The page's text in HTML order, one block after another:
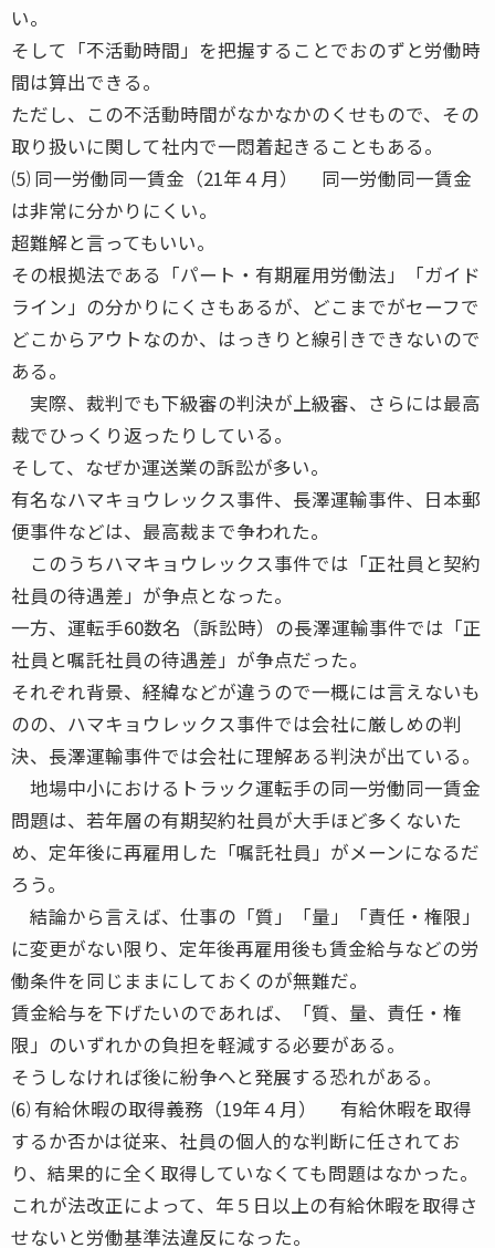
い。
そして「不活動時間」を把握することでおのずと労働時
間は算出できる。
ただし、この不活動時間がなかなかのくせもので、その
取り扱いに関して社内で一悶着起きることもある。
⑸ 同一労働同一賃金（21年４月） 同一労働同一賃金
は非常に分かりにくい。
超難解と言ってもいい。
その根拠法である「パート・有期雇用労働法」「ガイド
ライン」の分かりにくさもあるが、どこまでがセーフで
どこからアウトなのか、はっきりと線引きできないので
ある。
実際、裁判でも下級審の判決が上級審、さらには最高
裁でひっくり返ったりしている。
そして、なぜか運送業の訴訟が多い。
有名なハマキョウレックス事件、長澤運輸事件、日本郵
便事件などは、最高裁まで争われた。
このうちハマキョウレックス事件では「正社員と契約
社員の待遇差」が争点となった。
一方、運転手60数名（訴訟時）の長澤運輸事件では「正
社員と嘱託社員の待遇差」が争点だった。
それぞれ背景、経緯などが違うので一概には言えないも
のの、ハマキョウレックス事件では会社に厳しめの判
決、長澤運輸事件では会社に理解ある判決が出ている。
地場中小におけるトラック運転手の同一労働同一賃金
問題は、若年層の有期契約社員が大手ほど多くないた
め、定年後に再雇用した「嘱託社員」がメーンになるだ
ろう。
結論から言えば、仕事の「質」「量」「責任・権限」
に変更がない限り、定年後再雇用後も賃金給与などの労
働条件を同じままにしておくのが無難だ。
賃金給与を下げたいのであれば、「質、量、責任・権
限」のいずれかの負担を軽減する必要がある。
そうしなければ後に紛争へと発展する恐れがある。
⑹ 有給休暇の取得義務（19年４月） 有給休暇を取得
するか否かは従来、社員の個人的な判断に任されてお
り、結果的に全く取得していなくても問題はなかった。
これが法改正によって、年５日以上の有給休暇を取得さ
せないと労働基準法違反になった。